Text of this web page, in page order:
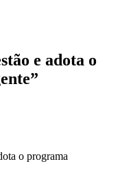
e adota o